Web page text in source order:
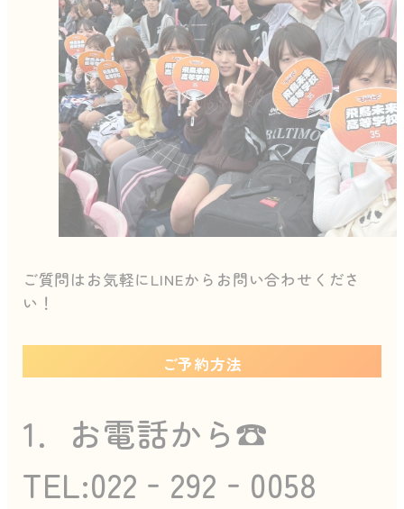
ご質問はお気軽にLINEからお問い合わせくださ
い！
ご予約方法
1．お電話から☎️
TEL:022‐292‐0058